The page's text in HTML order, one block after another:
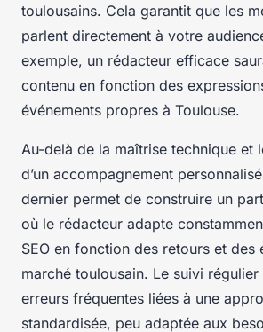
toulousains. Cela garantit que les
parlent directement à votre
exemple, un rédacteur efficace
contenu en fonction des
événements propres à Toulouse.
Au-delà de la maîtrise technique et
d’un accompagnement
dernier permet de construire un
où le rédacteur adapte
SEO en fonction des retours et des
marché toulousain. Le suivi
erreurs fréquentes liées à une
standardisée, peu adaptée aux